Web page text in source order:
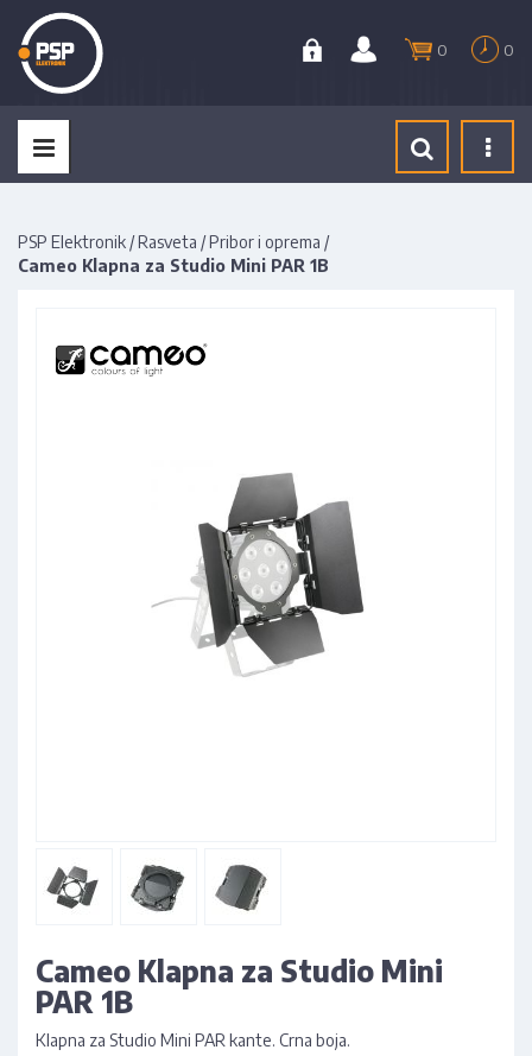
0 0
PSP Elektronik /Rasveta /Pribor i oprema /
Cameo Klapna za Studio Mini PAR 1B
Cameo Klapna za Studio Mini
PAR 1B
Klapna za Studio Mini PAR kante. Crna boja.